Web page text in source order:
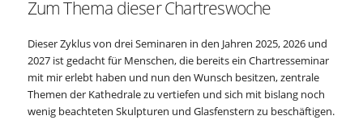
Zum Thema dieser Chartreswoche
Dieser Zyklus von drei Seminaren in den Jahren 2025, 2026 und
2027 ist gedacht für Menschen, die bereits ein Chartresseminar
mit mir erlebt haben und nun den Wunsch besitzen, zentrale
Themen der Kathedrale zu vertiefen und sich mit bislang noch
wenig beachteten Skulpturen und Glasfenstern zu beschäftigen.